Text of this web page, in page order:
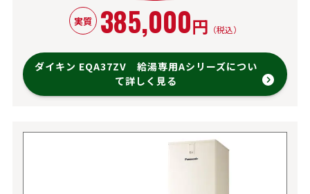
実質 385,000円 （税込）
ダイキン EQA37ZV 給湯専用Aシリーズについ
て詳しく見る